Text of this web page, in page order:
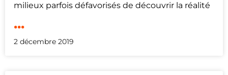
milieux parfois défavorisés de découvrir la réalité
...
2 décembre 2019